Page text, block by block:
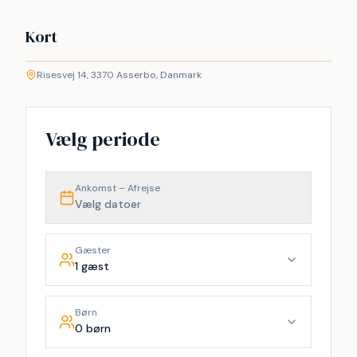
Kort
+
−
Risesvej 14, 3370 Asserbo, Danmark
Vælg periode
Ankomst – Afrejse
Vælg datoer
Gæster
1 gæst
Børn
0 børn